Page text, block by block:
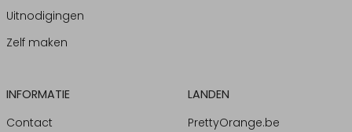
Uitnodigingen
Zelf maken
INFORMATIE
Contact
LANDEN
PrettyOrange.be